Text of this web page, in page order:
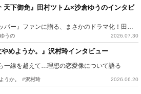
天下御免』田村ツトム×沙倉ゆうのインタビ
『侍タイムスリッパー』ファンに贈る、まさかのドラマ化！田村ツトム×沙倉ゆうのが語る『心配無用ノ介』撮影秘話
うの 2026.07.30
やめようか。』沢村玲インタビュー
一線を越えて…理想の恋愛像について語る
うか。 #沢村玲 2026.06.20